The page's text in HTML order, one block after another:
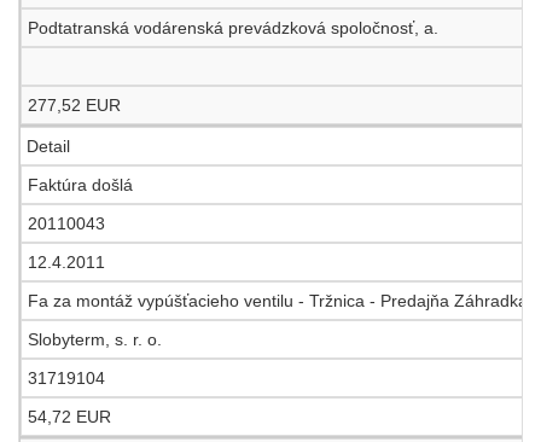
Podtatranská vodárenská prevádzková spoločnosť, a.
277,52 EUR
Detail
Faktúra došlá
20110043
12.4.2011
Fa za montáž vypúšťacieho ventilu - Tržnica - Predajňa
Slobyterm, s. r. o.
31719104
54,72 EUR